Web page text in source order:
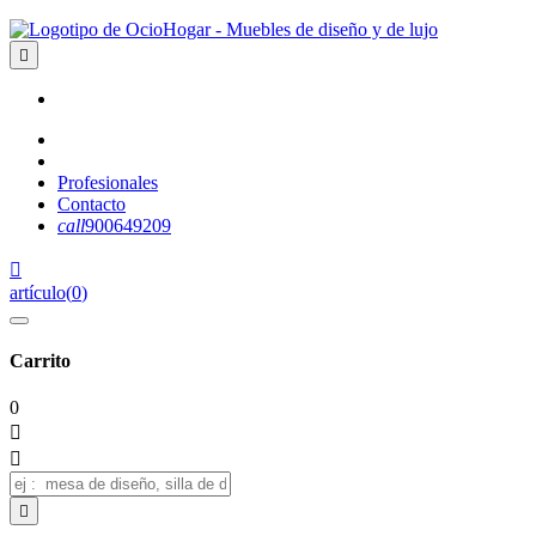

Profesionales
Contacto
call900649209

artículo(0)
Carrito
0


